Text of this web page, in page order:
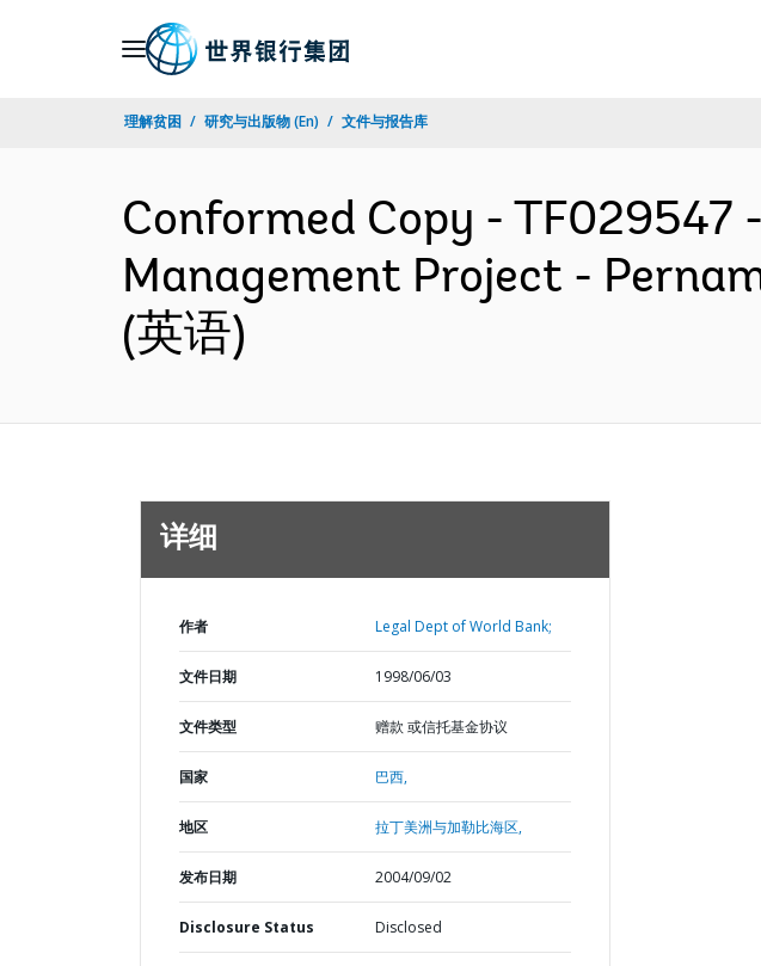
理解贫困 研究与出版物 (En) 文件与报告库
Conformed Copy - TF029547
Management Project -
(英语)
详细
作者 Legal Dept of World Bank;
文件日期 1998/06/03
文件类型 赠款 或信托基金协议
国家 巴西,
地区 拉丁美洲与加勒比海区,
发布日期 2004/09/02
Disclosure Status Disclosed